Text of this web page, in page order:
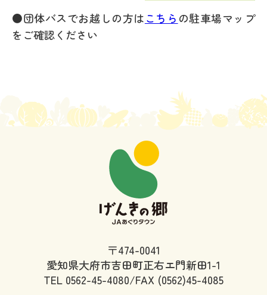
●団体バスでお越しの方はこちら の駐車場マップ
をご確認ください
〒474-0041
愛知県大府市吉田町正右エ門新田1-1
TEL 0562-45-4080/FAX (0562)45-4085